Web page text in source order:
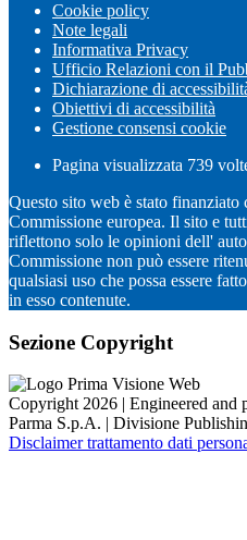
Cookie policy
Note legali
Informativa Privacy
Ufficio Relazioni con il
Dichiarazione di
Obiettivi di accessibilità
Gestione consensi cookie
Pagina visualizzata 739
Questo sito web è stato finanziato
Commissione europea. Il sito e
riflettono solo le opinioni dell'
Commissione non può essere
qualsiasi uso che possa essere
in esso contenute.
Sezione Copyright
Copyright 2026 | Engineered and
Parma S.p.A. | Divisione
Disclaimer trattamento dati